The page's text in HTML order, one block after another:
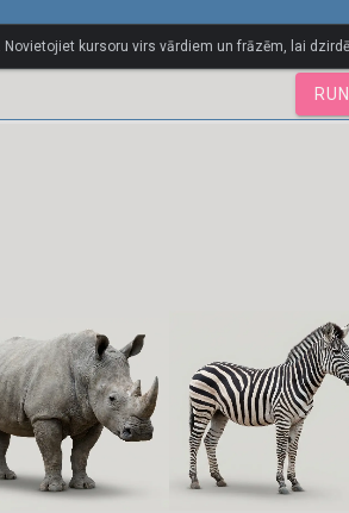
kursoru virs vārdiem un frāzēm, lai